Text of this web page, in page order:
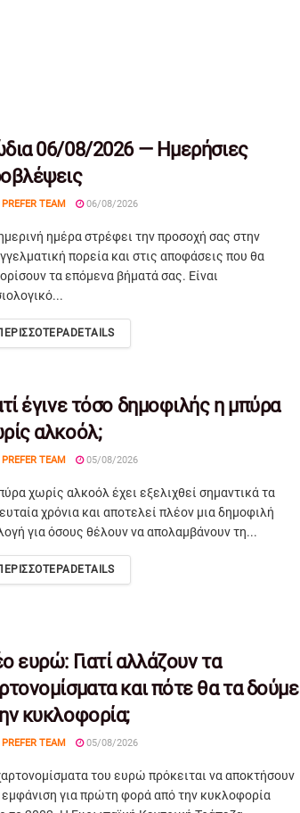
06/08/2026 — Ημερήσιες
PREFER TEAM 06/08/2026
ημέρα στρέφει την προσοχή σας στην
πορεία και στις αποφάσεις που θα
τα επόμενα βήματά σας. Είναι
DETAILS
έγινε τόσο δημοφιλής η μπύρα
αλκοόλ;
PREFER TEAM 05/08/2026
χωρίς αλκοόλ έχει εξελιχθεί σημαντικά τα
χρόνια και αποτελεί πλέον μια δημοφιλή
για όσους θέλουν να απολαμβάνουν τη...
DETAILS
ευρώ: Γιατί αλλάζουν τα
και πότε θα τα δούμε
κυκλοφορία;
PREFER TEAM 05/08/2026
του ευρώ πρόκειται να αποκτήσουν
εμφάνιση για πρώτη φορά από την κυκλοφορία